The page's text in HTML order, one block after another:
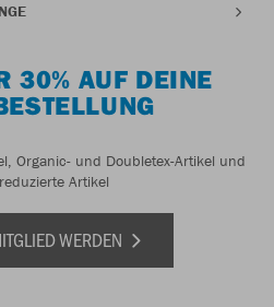
30% AUF DEINE
Organic- und Doubletex-Artikel und
Artikel
WERDEN